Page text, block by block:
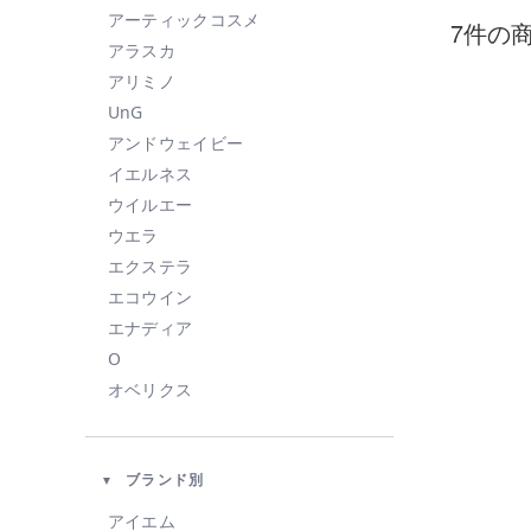
アーティックコスメ
アラスカ
アリミノ
UnG
アンドウェイビー
イエルネス
ウイルエー
ウエラ
エクステラ
エコウイン
エナディア
O
オベリクス
KAHI
KINUJO
ブランド別
アイエム
7件の